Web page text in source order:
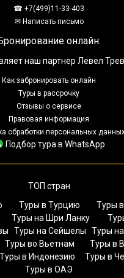
☎ +7(499)11-33-403
✉ Написать письмо
онлайн:
наш партнер Левел
Как забронировать онлайн
Туры в рассрочку
Отзывы о сервисе
Правовая информация
обработки персональных
Подбор тура в WhatsApp
ТОП стран
Туры в Турцию
Туры
Туры на Шри Ланку
Туры на Сейшелы
Туры
Туры во Вьетнам
Туры в
Туры в Индонезию
Туры в
Туры в ОАЭ